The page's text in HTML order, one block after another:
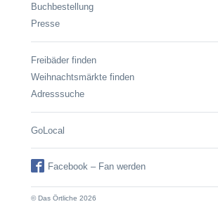
Buchbestellung
Presse
Freibäder finden
Weihnachtsmärkte finden
Adresssuche
GoLocal
Facebook – Fan werden
© Das Örtliche 2026